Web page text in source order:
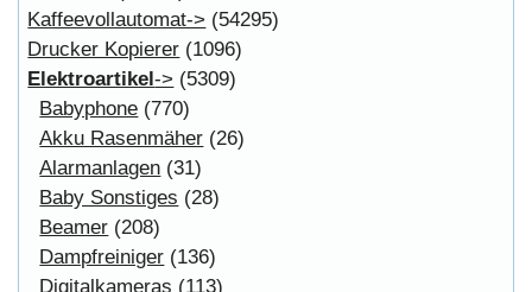
FAQ
Copyright © 2026Myeparts Handel Shop
Ersatzteile Gebrauchte Geldverdienen
Powered byosCommerce